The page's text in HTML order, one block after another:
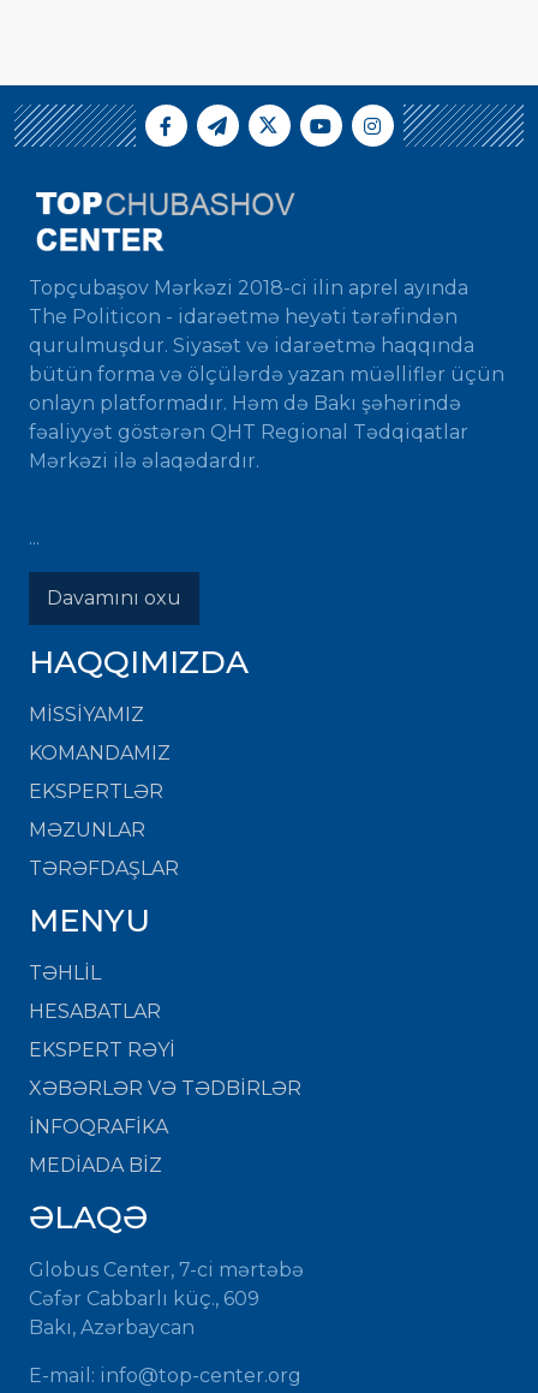
Topçubaşov Mərkəzi 2018-ci ilin aprel ayında
The Politicon - idarəetmə heyəti tərəfindən
qurulmuşdur. Siyasət və idarəetmə haqqında
bütün forma və ölçülərdə yazan müəlliflər üçün
onlayn platformadır. Həm də Bakı şəhərində
fəaliyyət göstərən QHT Regional Tədqiqatlar
Mərkəzi ilə əlaqədardır.
...
Davamını oxu
HAQQIMIZDA
MISSIYAMIZ
KOMANDAMIZ
EKSPERTLƏR
MƏZUNLAR
TƏRƏFDAŞLAR
MENYU
TƏHLİL
HESABATLAR
EKSPERT RƏYİ
XƏBƏRLƏR VƏ TƏDBİRLƏR
İNFOQRAFİKA
MEDİADA BİZ
ƏLAQƏ
Globus Center, 7-ci mərtəbə
Cəfər Cabbarlı küç., 609
Bakı, Azərbaycan
E-mail: info@top-center.org